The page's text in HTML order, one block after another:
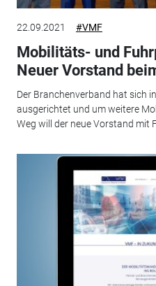
22.09.2021 #VMF
Mobilitäts- und
Neuer Vorstand
Der Branchenverband hat sich
ausgerichtet und um weitere
Weg will der neue Vorstand mit